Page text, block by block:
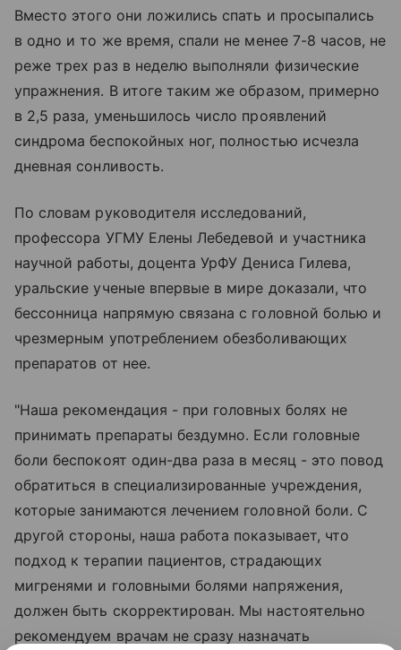
Вместо этого они ложились спать и просыпались
в одно и то же время, спали не менее 7-8 часов, не
реже трех раз в неделю выполняли физические
упражнения. В итоге таким же образом, примерно
в 2,5 раза, уменьшилось число проявлений
синдрома беспокойных ног, полностью исчезла
дневная сонливость.
По словам руководителя исследований,
профессора УГМУ Елены Лебедевой и участника
научной работы, доцента УрФУ Дениса Гилева,
уральские ученые впервые в мире доказали, что
бессонница напрямую связана с головной болью и
чрезмерным употреблением обезболивающих
препаратов от нее.
"Наша рекомендация - при головных болях не
принимать препараты бездумно. Если головные
боли беспокоят один-два раза в месяц - это повод
обратиться в специализированные учреждения,
которые занимаются лечением головной боли. С
другой стороны, наша работа показывает, что
подход к терапии пациентов, страдающих
мигренями и головными болями напряжения,
должен быть скорректирован. Мы настоятельно
рекомендуем врачам не сразу назначать